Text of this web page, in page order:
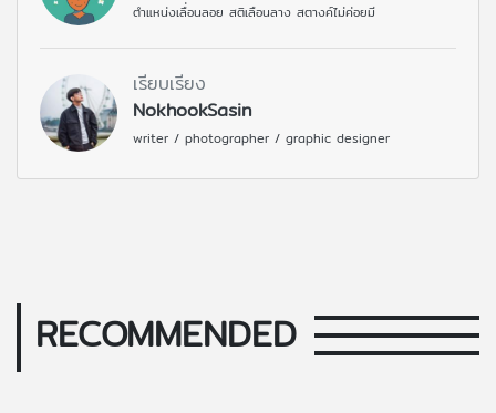
ตำแหน่งเลื่อนลอย สติเลือนลาง สตางค์ไม่ค่อยมี
เรียบเรียง
NokhookSasin
writer / photographer / graphic designer
RECOMMENDED